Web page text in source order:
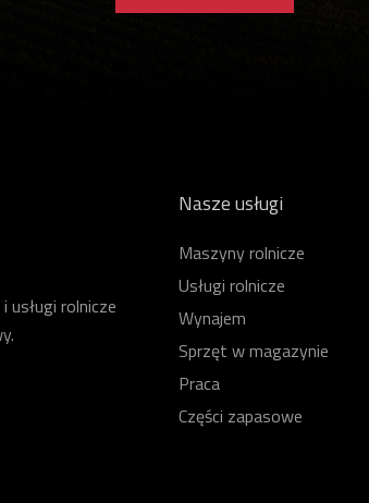
usługi rolnicze
Nasze usługi
Maszyny rolnicze
Usługi rolnicze
Wynajem
Sprzęt w magazynie
Praca
Części zapasowe